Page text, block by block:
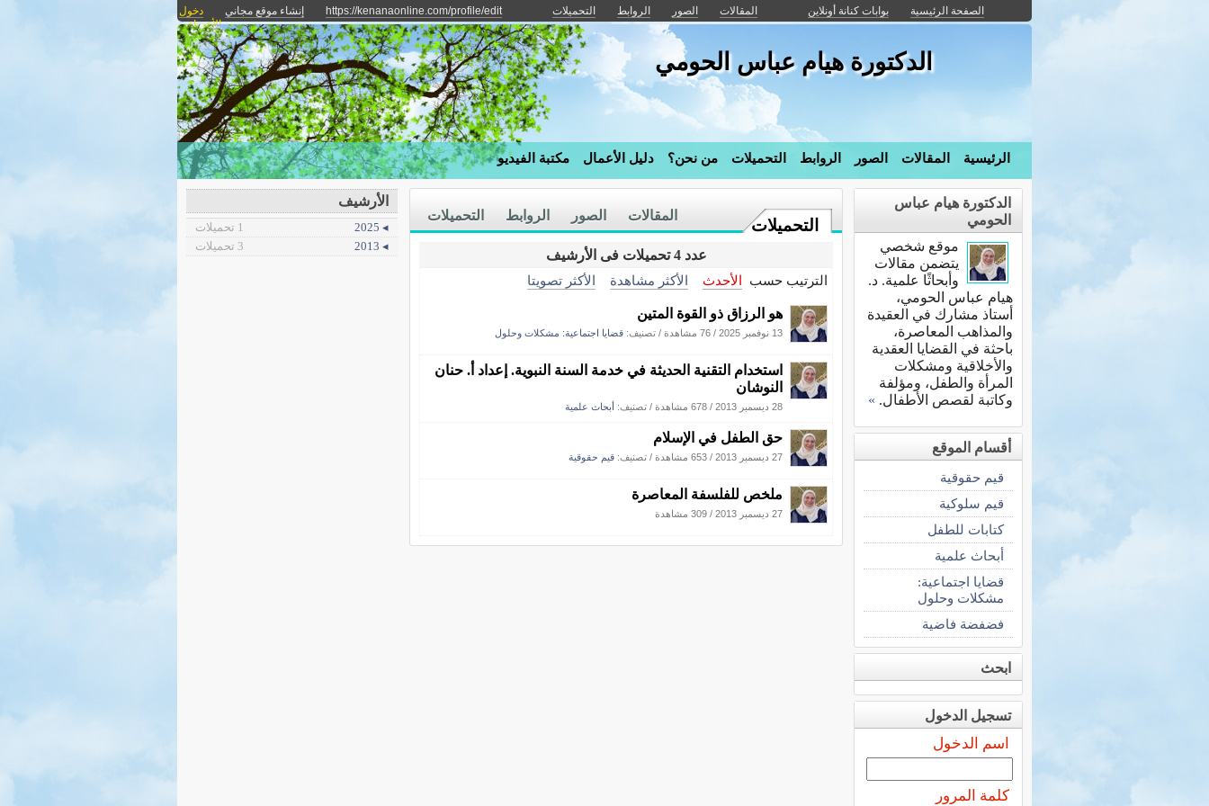
الصفحة الرئيسية بوابات كنانة أونلاين المقالات الصور الروابط التحميلات https://kenanaonline.com/profile/edit إنشاء موقع مجاني
دخول
الأعضاء
الدكتورة هيام عباس الحومي
الرئيسية المقالات الصور الروابط التحميلات من نحن؟ دليل الأعمال مكتبة الفيديو
التحميلات
التحميلات الروابط الصور المقالات
عدد 4 تحميلات فى الأرشيف
الترتيب حسب الأحدث الأكثر مشاهدة الأكثر تصويتا
هو الرزاق ذو القوة المتين
13 نوفمبر 2025 / 76 مشاهدة / تصنيف: قضايا اجتماعية: مشكلات وحلول
استخدام التقنية الحديثة في خدمة السنة النبوية. إعداد أ. حنان
النوشان
28 ديسمبر 2013 / 678 مشاهدة / تصنيف: أبحاث علمية
حق الطفل في الإسلام
27 ديسمبر 2013 / 653 مشاهدة / تصنيف: قيم حقوقية
ملخص للفلسفة المعاصرة
27 ديسمبر 2013 / 309 مشاهدة
الدكتورة هيام عباس
الحومي
موقع شخصي
يتضمن مقالات
وأبحاثًا علمية. د.
هيام عباس الحومي،
أستاذ مشارك في العقيدة
والمذاهب المعاصرة،
باحثة في القضايا العقدية
والأخلاقية ومشكلات
المرأة والطفل، ومؤلفة
وكاتبة لقصص الأطفال. »
أقسام الموقع
قيم حقوقية
قيم سلوكية
كتابات للطفل
أبحاث علمية
قضايا اجتماعية:
مشكلات وحلول
فضفضة فاضية
ابحث
تسجيل الدخول
اسم الدخول
كلمة المرور
الأرشيف
◂ 2025
1 تحميلات
◂ 2013
3 تحميلات